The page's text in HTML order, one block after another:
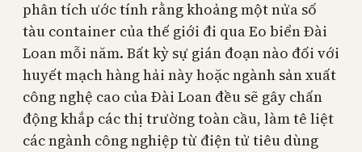
phân tích ước tính rằng khoảng một nửa số
tàu container của thế giới đi qua Eo biển Đài
Loan mỗi năm. Bất kỳ sự gián đoạn nào đối với
huyết mạch hàng hải này hoặc ngành sản xuất
công nghệ cao của Đài Loan đều sẽ gây chấn
động khắp các thị trường toàn cầu, làm tê liệt
các ngành công nghiệp từ điện tử tiêu dùng